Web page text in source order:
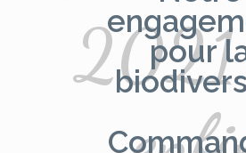
pour
2021